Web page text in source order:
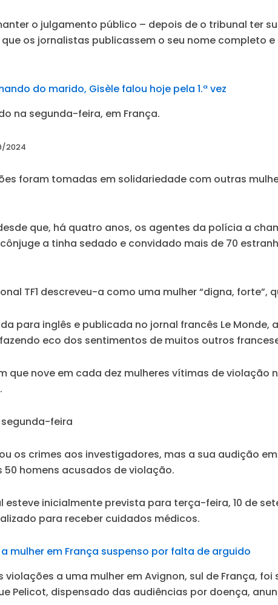
o julgamento público – depois de o tribunal ter
os jornalistas publicassem o seu nome completo
do marido, Gisèle falou hoje pela 1.ª vez
na segunda-feira, em França.
2024
foram tomadas em solidariedade com outras
que, há quatro anos, os agentes da polícia a
a tinha sedado e convidado mais de 70
TF1 descreveu-a como uma mulher “digna, forte”,
para inglês e publicada no jornal francês Le Monde,
eco dos sentimentos de muitos outros
que nove em cada dez mulheres vítimas de violação
feira
os crimes aos investigadores, mas a sua audição
homens acusados de violação.
esteve inicialmente prevista para terça-feira, 10 de
para receber cuidados médicos.
mulher em França suspenso por falta de arguido
a uma mulher em Avignon, sul de França,
Pelicot, dispensado das audiências por doença,